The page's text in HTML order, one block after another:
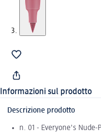
Informazioni sul prodotto
Descrizione prodotto
n. 01 - Everyone's Nude-